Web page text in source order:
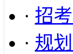
· 招
· 规